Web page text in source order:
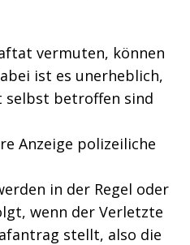
vermuten, können
ist es unerheblich,
selbst betroffen sind
Anzeige polizeiliche
in der Regel oder
wenn der Verletzte
stellt, also die